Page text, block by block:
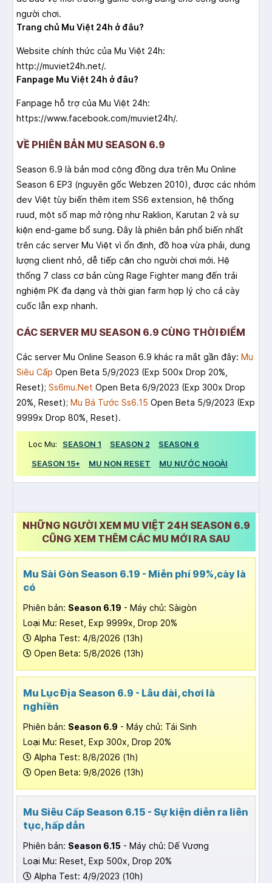
người chơi.
Trang chủ Mu Việt 24h ở đâu?
Website chính thức của Mu Việt 24h:
http://muviet24h.net/.
Fanpage Mu Việt 24h ở đâu?
Fanpage hỗ trợ của Mu Việt 24h:
https://www.facebook.com/muviet24h/.
VỀ PHIÊN BẢN MU SEASON 6.9
Season 6.9 là bản mod cộng đồng dựa trên Mu Online
Season 6 EP3 (nguyên gốc Webzen 2010), được các nhóm
dev Việt tùy biến thêm item SS6 extension, hệ thống
ruud, một số map mở rộng như Raklion, Karutan 2 và sự
kiện end-game bổ sung. Đây là phiên bản phổ biến nhất
trên các server Mu Việt vì ổn định, đồ hoạ vừa phải, dung
lượng client nhỏ, dễ tiếp cận cho người chơi mới. Hệ
thống 7 class cơ bản cùng Rage Fighter mang đến trải
nghiệm PK đa dạng và thời gian farm hợp lý cho cả cày
cuốc lẫn exp nhanh.
CÁC SERVER MU SEASON 6.9 CÙNG THỜI ĐIỂM
Các server Mu Online Season 6.9 khác ra mắt gần đây: Mu
Siêu Cấp Open Beta 5/9/2023 (Exp 500x Drop 20%,
Reset); Ss6mu.Net Open Beta 6/9/2023 (Exp 300x Drop
20%, Reset); Mu Bá Tước Ss6.15 Open Beta 5/9/2023 (Exp
9999x Drop 80%, Reset).
Lọc Mu: SEASON 1 SEASON 2
SEASON 6
SEASON 15+
MU NON RESET MU NƯỚC NGOÀI
NHỮNG NGƯỜI XEM MU VIỆT 24H SEASON 6.9
CŨNG XEM THÊM CÁC MU MỚI RA SAU
Mu Sài Gòn Season 6.19 - Miễn phí 99%,cày là
có
Phiên bản: Season 6.19 - Máy chủ: Sàigòn
Loại Mu: Reset, Exp 9999x, Drop 20%
Alpha Test: 4/8/2026 (13h)
Open Beta: 5/8/2026 (13h)
Mu Lục Địa Season 6.9 - Lâu dài, chơi là
nghiền
Phiên bản: Season 6.9 - Máy chủ: Tái Sinh
Loại Mu: Reset, Exp 300x, Drop 20%
Alpha Test: 8/8/2026 (1h)
Open Beta: 9/8/2026 (13h)
Mu Siêu Cấp Season 6.15 - Sự kiện diễn ra liên
tục, hấp dẫn
Phiên bản: Season 6.15 - Máy chủ: Dế Vương
Loại Mu: Reset, Exp 500x, Drop 20%
Alpha Test: 4/9/2023 (10h)